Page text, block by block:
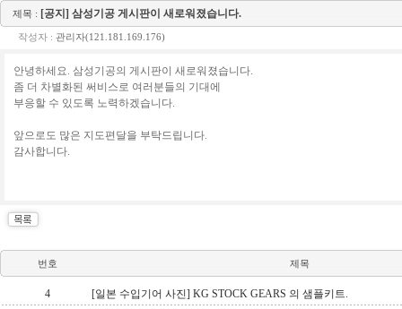
제목 : [공지] 삼성기공 게시판이 새로워졌습니다.
작성자 : 관리자(121.181.169.176)
안녕하세요. 삼성기공의 게시판이 새로워졌습니다.
좀 더 차별화된 써비스로 여러분들의 기대에
부응할 수 있도록 노력하겠습니다.
앞으로도 많은 지도편달을 부탁드립니다.
감사합니다.
번호 제목
4
[일본 수입기어 사진] KG STOCK GEARS 의 샘플키트.